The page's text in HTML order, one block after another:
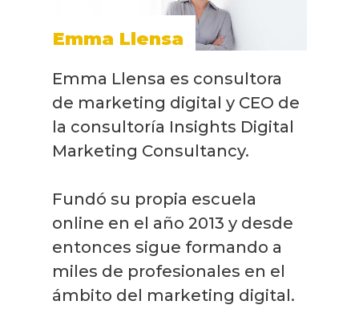
Emma Llensa
Emma Llensa es consultora
de marketing digital y CEO de
la consultoría Insights Digital
Marketing Consultancy.
Fundó su propia escuela
online en el año 2013 y desde
entonces sigue formando a
miles de profesionales en el
ámbito del marketing digital.